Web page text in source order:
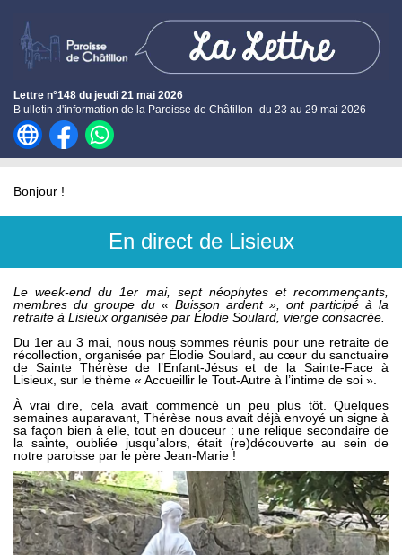
Lettre n°148 du jeudi 21 mai 2026
B ulletin d'information de la Paroisse de Châtillon du 23 au 29 mai 2026
Bonjour !
En direct de Lisieux
Le week-end du 1er mai, sept néophytes et recommençants,
membres du groupe du « Buisson ardent », ont participé à la
retraite à Lisieux organisée par Élodie Soulard, vierge consacrée.
Du 1er au 3 mai, nous nous sommes réunis pour une retraite de
récollection, organisée par Élodie Soulard, au cœur du sanctuaire
de Sainte Thérèse de l’Enfant-Jésus et de la Sainte-Face à
Lisieux, sur le thème « Accueillir le Tout-Autre à l’intime de soi ».
À vrai dire, cela avait commencé un peu plus tôt. Quelques
semaines auparavant, Thérèse nous avait déjà envoyé un signe à
sa façon bien à elle, tout en douceur : une relique secondaire de
la sainte, oubliée jusqu’alors, était (re)découverte au sein de
notre paroisse par le père Jean-Marie !